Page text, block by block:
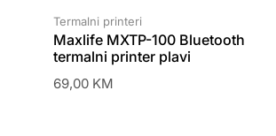
Termalni printeri
Maxlife MXTP-100 Bluetooth
termalni printer plavi
69,00 KM